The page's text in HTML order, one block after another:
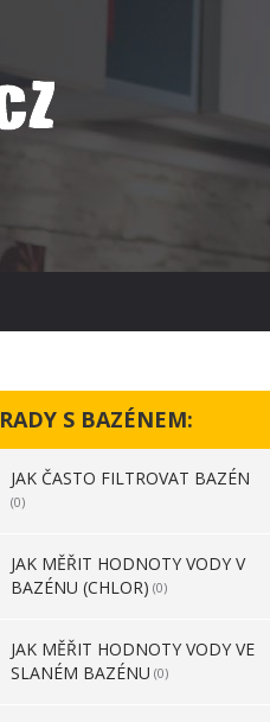
RADY S BAZÉNEM:
JAK ČASTO FILTROVAT BAZÉN
(0)
JAK MĚŘIT HODNOTY VODY V
BAZÉNU (CHLOR) (0)
JAK MĚŘIT HODNOTY VODY VE
SLANÉM BAZÉNU (0)